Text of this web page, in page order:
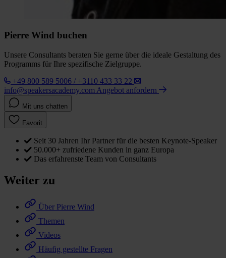
Pierre Wind buchen
Unsere Consultants beraten Sie gerne über die ideale Gestaltung des
Programms für Ihre spezifische Zielgruppe.
+49 800 589 5006 / +3110 433 33 22
info@speakersacademy.com Angebot anfordern
Mit uns chatten
Favorit
Seit 30 Jahren Ihr Partner für die besten Keynote-Speaker
50.000+ zufriedene Kunden in ganz Europa
Das erfahrenste Team von Consultants
Weiter zu
Über Pierre Wind
Themen
Videos
Häufig gestellte Fragen